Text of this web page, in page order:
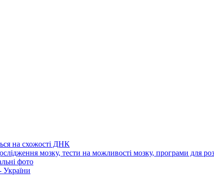
на схожості ДНК
мозку, тести на можливості мозку, програми для
фото
України